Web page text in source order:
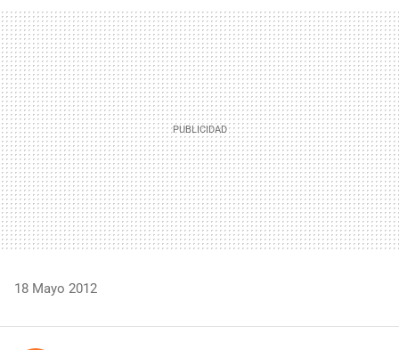
MAIL
18 Mayo 2012